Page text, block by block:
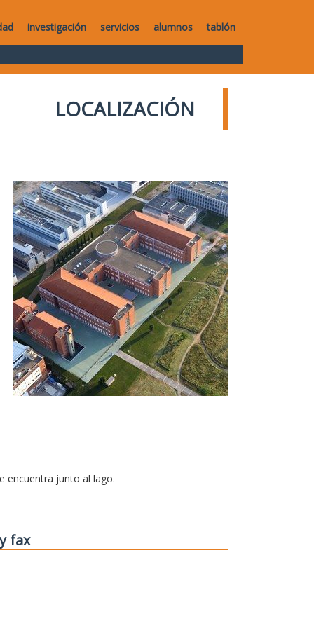
investigación servicios alumnos tablón
LOCALIZACIÓN
encuentra junto al lago.
fax